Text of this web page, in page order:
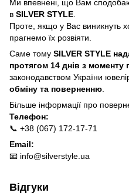
Ми впевнені, що Вам
в SILVER STYLE
Проте, якщо у Вас виникнуть
прагнемо їх розвіяти.
Саме тому SILVER STYLE
протягом 14 днів з моменту
законодавством України
обміну та поверненню
Більше інформації про п
Телефон:
📞 +38 (067) 172-17-71
Email:
📧 info@silverstyle.ua
Відгуки